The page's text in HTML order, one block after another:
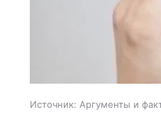
Источник: Аргументы и